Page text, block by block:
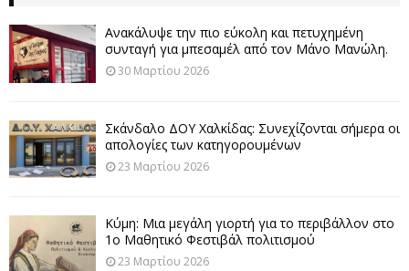
Ανακάλυψε την πιο εύκολη και πετυχημένη
συνταγή για μπεσαμέλ από τον Μάνο Μανώλη.
30 Μαρτίου 2026
Σκάνδαλο ΔΟΥ Χαλκίδας: Συνεχίζονται σήμερα οι
απολογίες των κατηγορουμένων
23 Μαρτίου 2026
Κύμη: Μια μεγάλη γιορτή για το περιβάλλον στο
1ο Μαθητικό Φεστιβάλ πολιτισμού
23 Μαρτίου 2026